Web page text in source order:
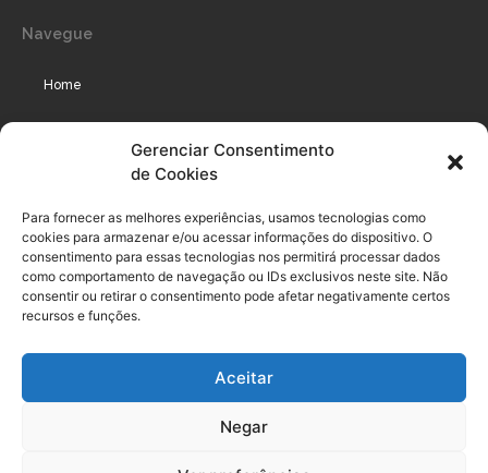
Gerenciar Consentimento
de Cookies
Para fornecer as melhores experiências, usamos tecnologias como
cookies para armazenar e/ou acessar informações do dispositivo. O
consentimento para essas tecnologias nos permitirá processar dados
como comportamento de navegação ou IDs exclusivos neste site. Não
consentir ou retirar o consentimento pode afetar negativamente certos
recursos e funções.
Aceitar
Negar
Navegue
Home
Podcast
Legal
Termo de uso do usuário e assinante